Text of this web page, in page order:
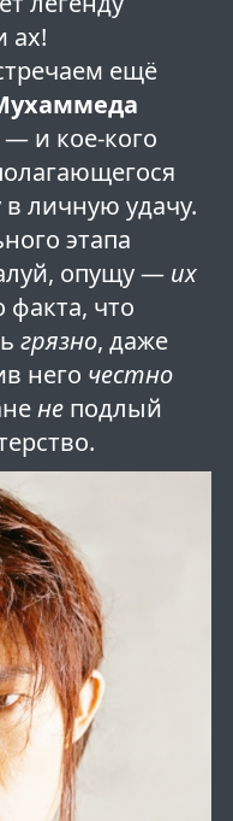
ах!
ещё
— и кое-кого
личную удачу.
этапа
опущу — их
факта, что
грязно, даже
него честно
неподлый